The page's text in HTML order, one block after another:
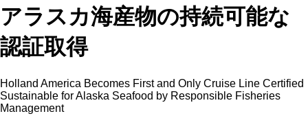
アラスカ海産物の持続可能な
認証取得
Holland America Becomes First and Only Cruise Line Certified
Sustainable for Alaska Seafood by Responsible Fisheries
Management